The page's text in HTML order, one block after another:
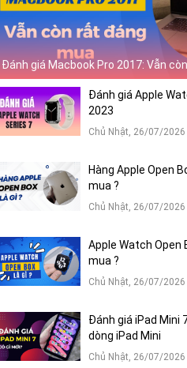
Đánh giá Macbook Pro 2017: Vẫn
Đánh giá Apple
2023
Chủ Nhật, 26/07/2026
Hàng Apple Open
mua ?
Chủ Nhật, 26/07/2026
Apple Watch Open
mua ?
Chủ Nhật, 26/07/2026
Đánh giá iPad Mini
dòng iPad Mini
Chủ Nhật, 26/07/2026